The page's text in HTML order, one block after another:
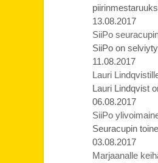
13.08.2017
SiiPo
SiiPo on
11.08.2017
Lauri
Lauri Lindqvist
06.08.2017
SiiPo
Seuracupin
03.08.2017
Marjaanalle